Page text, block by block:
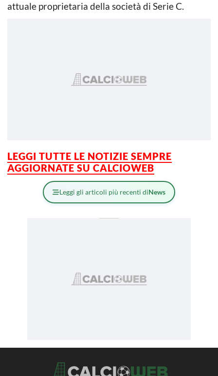
attuale proprietaria della società di Serie C.
LEGGI TUTTE LE NOTIZIE SEMPRE
AGGIORNATE SU CALCIOWEB
Leggi gli articoli più recenti diNews